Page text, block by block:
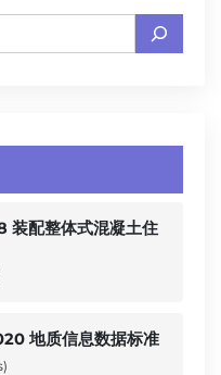
装配整体式混凝土住
地质信息数据标准